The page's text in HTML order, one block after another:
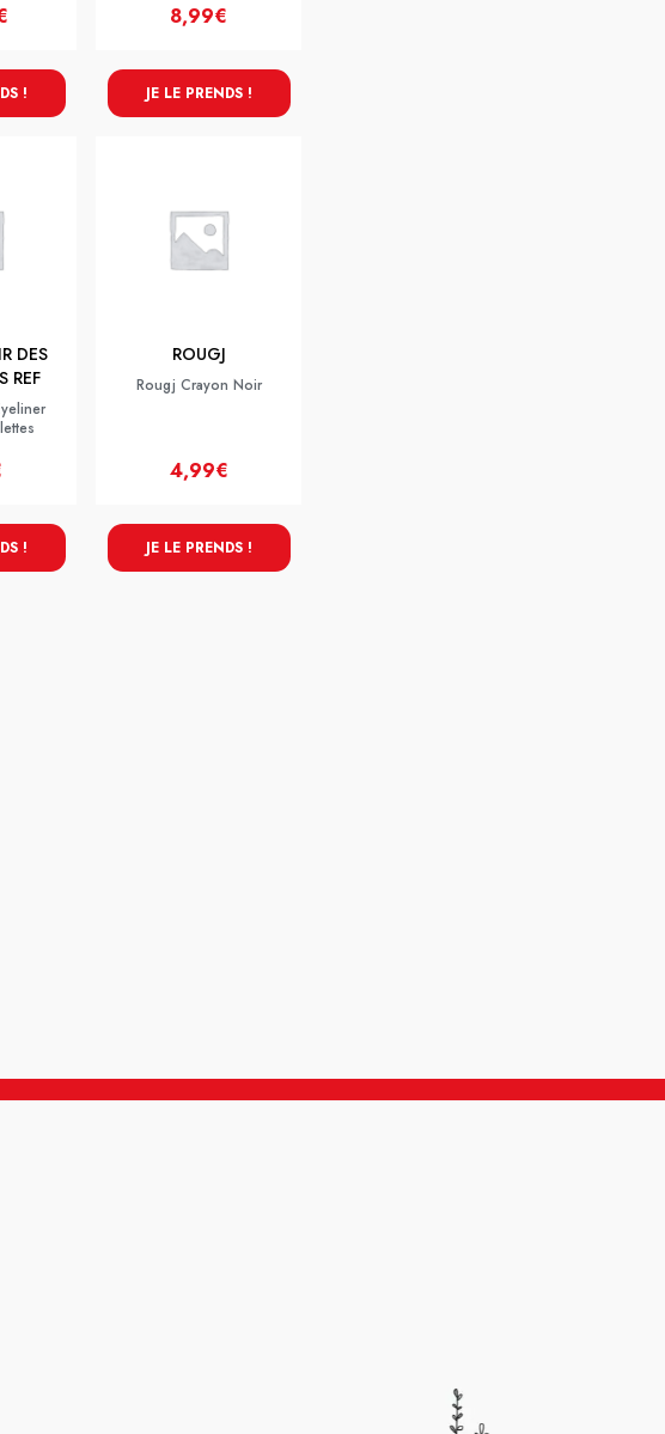
!
8,99€
JE LE PRENDS !
DES
REF
!
ROUGJ
Rougj Crayon Noir
4,99€
JE LE PRENDS !